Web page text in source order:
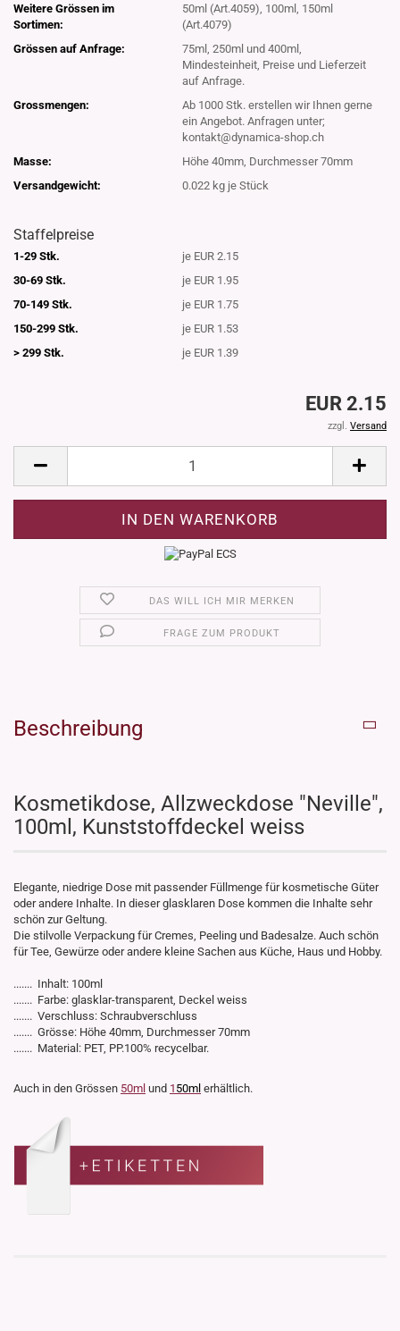
Weitere Grössen im
Sortimen:
50ml (Art.4059), 100ml, 150ml
(Art.4079)
Grössen auf Anfrage:
75ml, 250ml und 400ml,
Mindesteinheit, Preise und Lieferzeit
auf Anfrage.
Grossmengen:
Ab 1000 Stk. erstellen wir Ihnen gerne
ein Angebot. Anfragen unter;
kontakt@dynamica-shop.ch
Masse:
Höhe 40mm, Durchmesser 70mm
Versandgewicht:
0.022 kg je Stück
Staffelpreise
1-29 Stk.
je EUR 2.15
30-69 Stk.
je EUR 1.95
70-149 Stk.
je EUR 1.75
150-299 Stk.
je EUR 1.53
> 299 Stk.
je EUR 1.39
EUR 2.15
zzgl. Versand
DAS WILL ICH MIR MERKEN
FRAGE ZUM PRODUKT
Beschreibung
Kosmetikdose, Allzweckdose "Neville",
100ml, Kunststoffdeckel weiss
Elegante, niedrige Dose mit passender Füllmenge für kosmetische Güter
oder andere Inhalte. In dieser glasklaren Dose kommen die Inhalte sehr
schön zur Geltung.
Die stilvolle Verpackung für Cremes, Peeling und Badesalze. Auch schön
für Tee, Gewürze oder andere kleine Sachen aus Küche, Haus und Hobby.
....... Inhalt: 100ml
....... Farbe: glasklar-transparent, Deckel weiss
....... Verschluss: Schraubverschluss
....... Grösse: Höhe 40mm, Durchmesser 70mm
....... Material: PET, PP.100% recycelbar.
Auch in den Grössen 50ml und 1 50ml erhältlich.